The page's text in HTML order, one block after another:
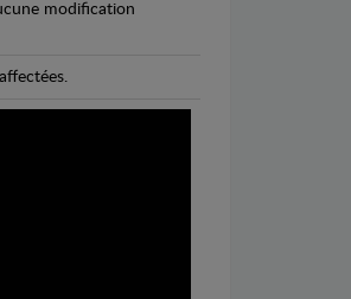
modification